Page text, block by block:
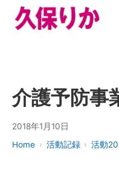
介護予防事
2018年1月10日
Home
活動記録 活動